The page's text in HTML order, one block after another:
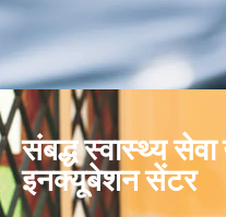
संबद्ध स्वास्थ्य सेवा
इनक्यूबेशन सेंटर